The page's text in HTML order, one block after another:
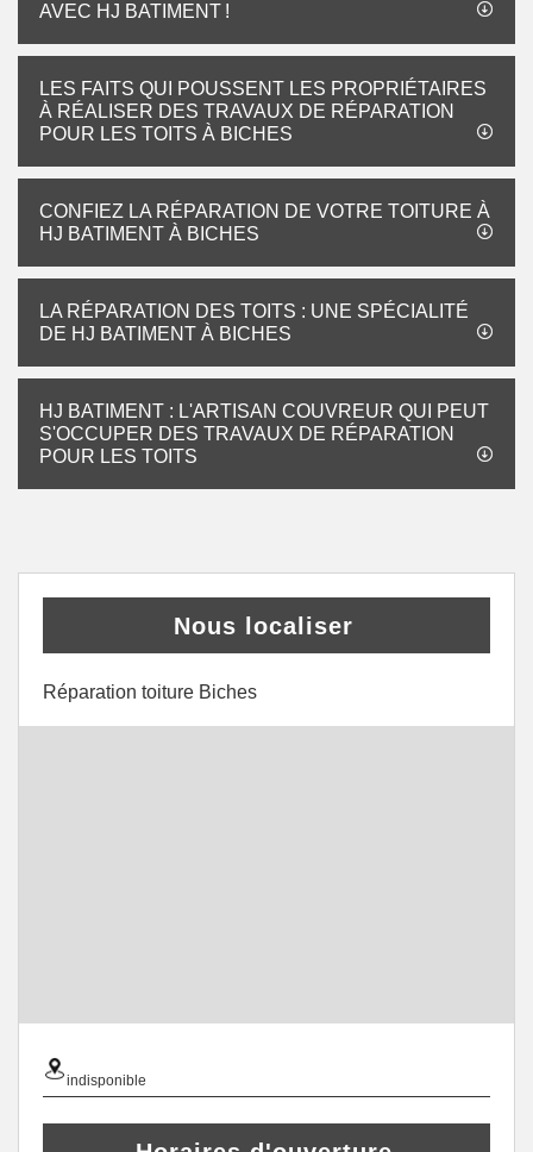
AVEC HJ BATIMENT !
LES FAITS QUI POUSSENT LES PROPRIÉTAIRES
À RÉALISER DES TRAVAUX DE RÉPARATION
POUR LES TOITS À BICHES
CONFIEZ LA RÉPARATION DE VOTRE TOITURE À
HJ BATIMENT À BICHES
LA RÉPARATION DES TOITS : UNE SPÉCIALITÉ
DE HJ BATIMENT À BICHES
HJ BATIMENT : L'ARTISAN COUVREUR QUI PEUT
S'OCCUPER DES TRAVAUX DE RÉPARATION
POUR LES TOITS
Nous localiser
Réparation toiture Biches
indisponible